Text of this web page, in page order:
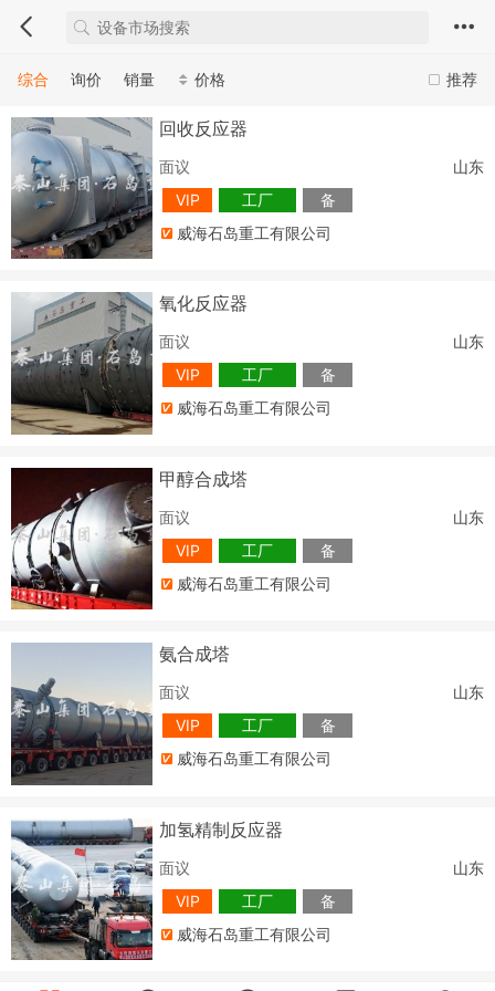
推荐
综合 询价 销量 价格
回收反应器
面议
山东
VIP
工厂
备
威海石岛重工有限公司
氧化反应器
面议
山东
VIP
工厂
备
威海石岛重工有限公司
甲醇合成塔
面议
山东
VIP
工厂
备
威海石岛重工有限公司
氨合成塔
面议
山东
VIP
工厂
备
威海石岛重工有限公司
加氢精制反应器
面议
山东
VIP
工厂
备
威海石岛重工有限公司